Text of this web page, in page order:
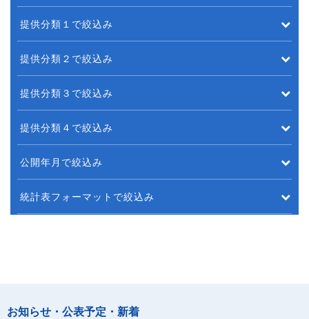
提供分類１で絞込み
提供分類２で絞込み
提供分類３で絞込み
提供分類４で絞込み
公開年月で絞込み
統計表フォーマットで絞込み
お知らせ・公表予定・新着